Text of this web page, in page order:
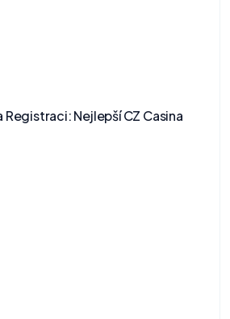
Registraci: Nejlepší CZ Casina